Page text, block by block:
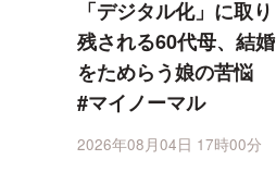
「デジタル化」に取り
残される60代母、結婚
をためらう娘の苦悩
#マイノーマル
2026年08月04日 17時00分